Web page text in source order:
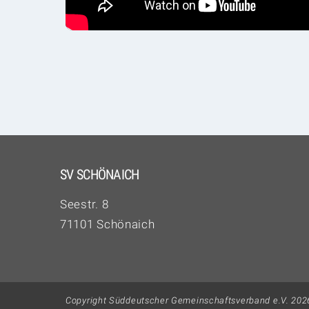
SV SCHÖNAICH
Seestr. 8
71101 Schönaich
Copyright Süddeutscher Gemeinschaftsverband e.V.